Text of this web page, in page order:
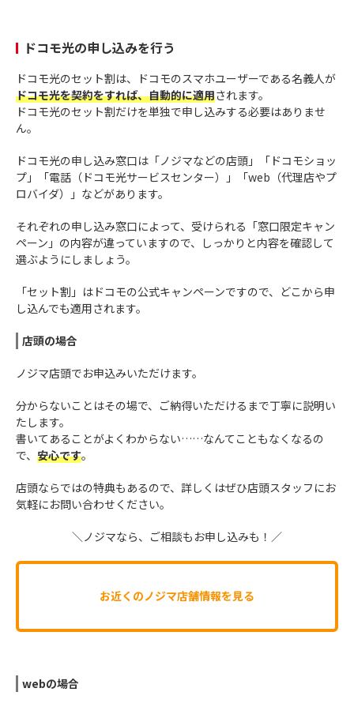
ドコモ光の申し込みを行う
ドコモ光のセット割は、ドコモのスマホユーザーである名義人が
ドコモ光を契約をすれば、自動的に適用されます。
ドコモ光のセット割だけを単独で申し込みする必要はありませ
ん。
ドコモ光の申し込み窓口は「ノジマなどの店頭」「ドコモショッ
プ」「電話（ドコモ光サービスセンター）」「web（代理店やプ
ロバイダ）」などがあります。
それぞれの申し込み窓口によって、受けられる「窓口限定キャン
ペーン」の内容が違っていますので、しっかりと内容を確認して
選ぶようにしましょう。
「セット割」はドコモの公式キャンペーンですので、どこから申
し込んでも適用されます。
店頭の場合
ノジマ店頭でお申込みいただけます。
分からないことはその場で、ご納得いただけるまで丁寧に説明い
たします。
書いてあることがよくわからない……なんてこともなくなるの
で、 安心です。
店頭ならではの特典もあるので、詳しくはぜひ店頭スタッフにお
気軽にお問い合わせください。
＼ノジマなら、ご相談もお申し込みも！／
お近くのノジマ店舗情報を見る
webの場合